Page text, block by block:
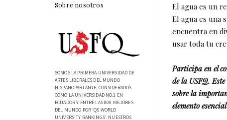
El agua es un
El agua es una
encuentra en
usar toda tu
Participa en el
de la USFQ.
sobre la
elemento
Sobre nosotros
SOMOS LA PRIMERA UNIVERSIDAD DE
ARTES LIBERALES DEL MUNDO
HISPANOPARLANTE, CONSIDERADOS
COMO LA UNIVERSIDAD NO.1 EN
ECUADOR Y ENTRE LAS 800 MEJORES
DEL MUNDO POR 'QS WORLD
UNIVERSITY RANKINGS'. NUESTROS